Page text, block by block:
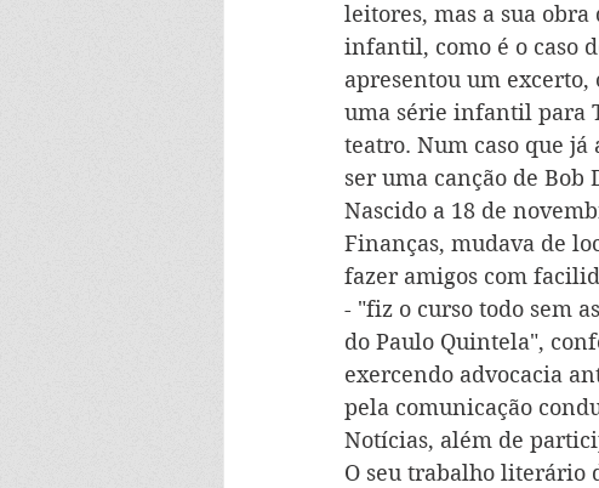
leitores, mas a sua
infantil, como é o caso
apresentou um excerto,
uma série infantil para
teatro. Num caso que
ser uma canção de Bob
Nascido a 18 de
Finanças, mudava de
fazer amigos com
- "fiz o curso todo sem
do Paulo Quintela",
exercendo advocacia
pela comunicação
Notícias, além de
O seu trabalho literário